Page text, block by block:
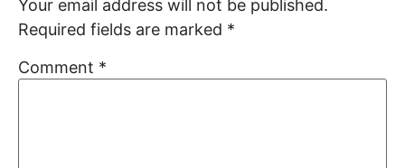
Your email address will not be published.
Required fields are marked *
Comment *